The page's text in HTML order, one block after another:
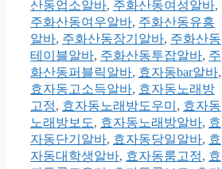
산동업소알바, 주화산동여성알바,
주화산동여우알바, 주화산동유흥
알바, 주화산동장기알바, 주화산동
테이블알바, 주화산동투잡알바, 주
화산동퍼블릭알바, 효자동bar알바,
효자동고소득알바, 효자동노래방
고정, 효자동노래방도우미 , 효자동
노래방보도, 효자동노래방알바, 효
자동단기알바, 효자동당일알바, 효
자동대학생알바, 효자동룸고정, 효